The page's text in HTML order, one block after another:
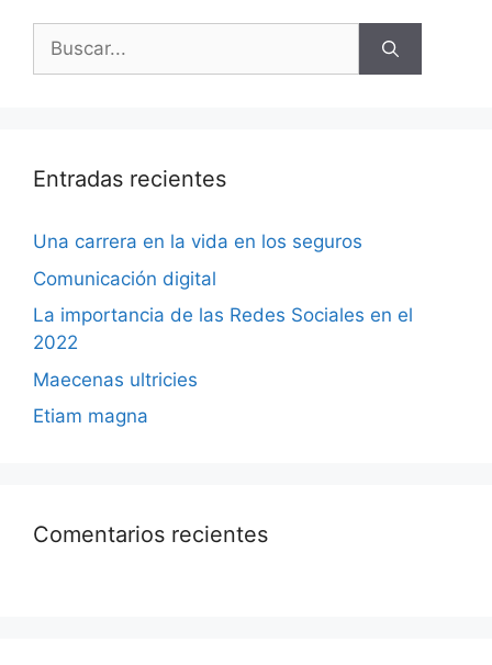
Entradas recientes
Una carrera en la vida en los seguros
Comunicación digital
La importancia de las Redes Sociales en el
2022
Maecenas ultricies
Etiam magna
Comentarios recientes